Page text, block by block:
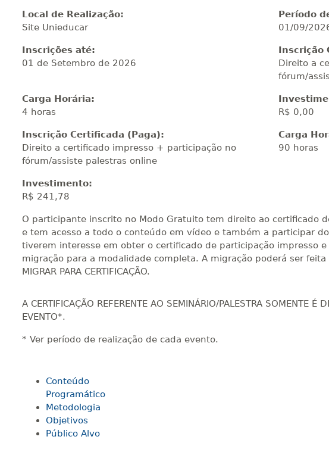
Local de Realização:
Site Unieducar
Período
01/09/
Inscrições até:
01 de Setembro de 2026
Inscrição
Direito a
fórum/
Carga Horária:
4 horas
R$ 0,00
Inscrição Certificada (Paga):
Direito a certificado impresso + participação no
fórum/assiste palestras online
Carga
90 horas
Investimento:
R$ 241,78
O participante inscrito no Modo Gratuito tem direito ao certificado
e tem acesso a todo o conteúdo em vídeo e também a participar
tiverem interesse em obter o certificado de participação impresso
migração para a modalidade completa. A migração poderá ser
MIGRAR PARA CERTIFICAÇÃO.
A CERTIFICAÇÃO REFERENTE AO SEMINÁRIO/PALESTRA SOMENTE É
EVENTO*.
* Ver período de realização de cada evento.
Conteúdo
Programático
Metodologia
Objetivos
Público Alvo